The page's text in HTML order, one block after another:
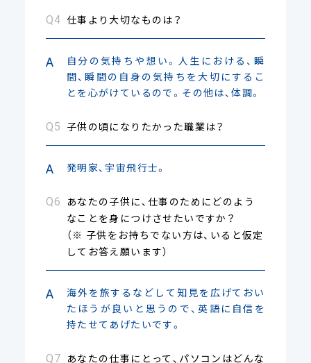
仕事より大切なものは？
自分の気持ちや想い。人生における、瞬
間、瞬間の自身の気持ちを大切にするこ
とを心がけているので。その他は、体調。
子供の頃になりたかった職業は？
発明家、宇宙飛行士。
あなたの子供に、仕事のためにどのよう
なことを身につけさせたいですか？
（※ 子供をお持ちでない方は、いると仮定
してお答え願います）
海外を旅するなどして知見を広げておい
たほうが良いと思うので、英語に自信を
持たせてあげたいです。
あなたの仕事にとって、パソコンはどんな